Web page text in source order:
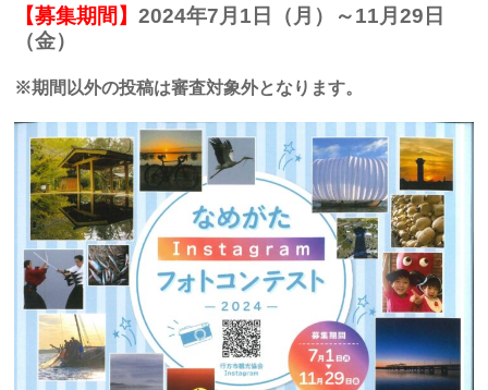
【募集期間】2024年7月1日（月）～11月29日
（金）
※期間以外の投稿は審査対象外となります。